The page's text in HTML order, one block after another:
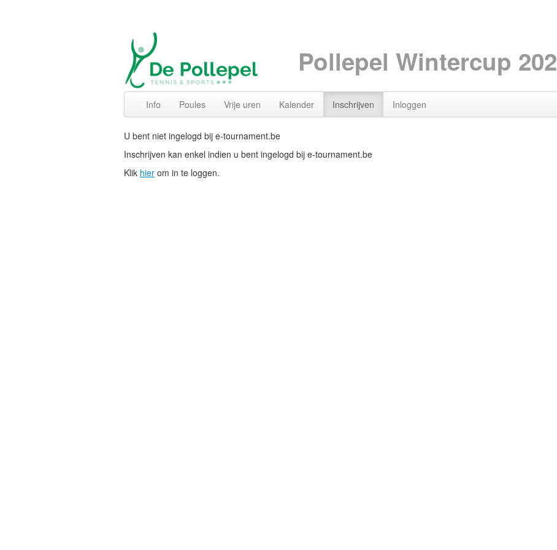
Pollepel Wintercup
Info Poules Vrije uren Kalender Inschrijven Inloggen
U bent niet ingelogd bij e-tournament.be
Inschrijven kan enkel indien u bent ingelogd bij e-tournament.be
Klik hier om in te loggen.